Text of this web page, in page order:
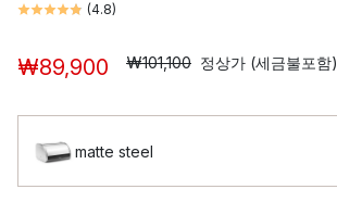
(4.8)
₩89,900 ₩101,100 정상가 (세금불포함)
matte steel